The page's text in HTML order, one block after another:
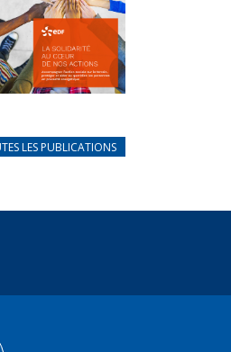
FEUILLETER
au coeur de
nos actions
LES PUBLICATIONS